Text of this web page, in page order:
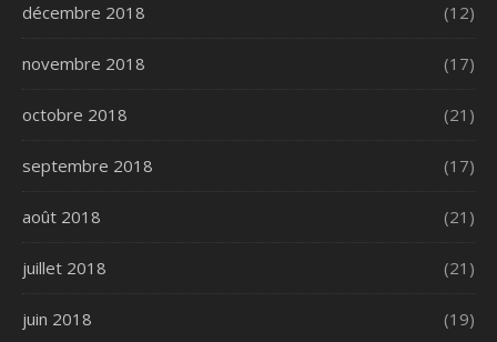
décembre 2018 (12)
novembre 2018 (17)
octobre 2018 (21)
septembre 2018 (17)
août 2018 (21)
juillet 2018 (21)
juin 2018 (19)